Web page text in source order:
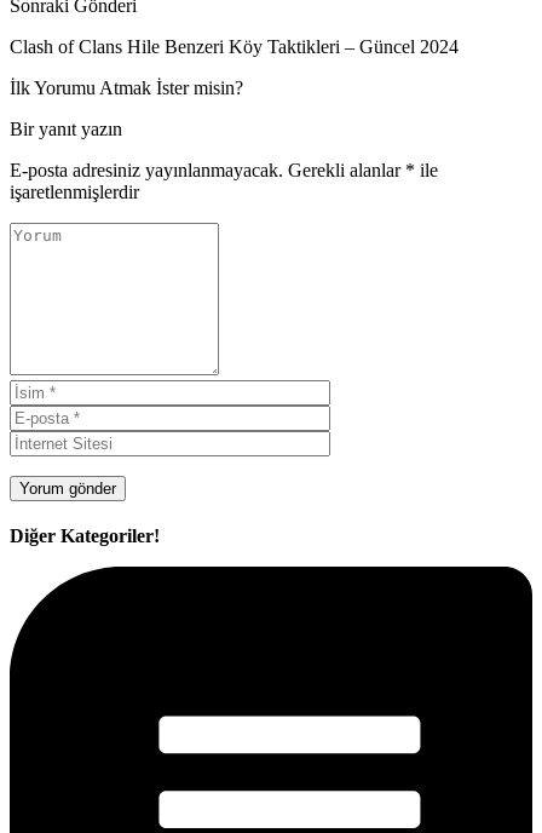
Sonraki Gönderi
Clash of Clans Hile Benzeri Köy Taktikleri – Güncel 2024
İlk Yorumu Atmak İster misin?
Bir yanıt yazın
E-posta adresiniz yayınlanmayacak. Gerekli alanlar * ile
işaretlenmişlerdir
Diğer Kategoriler!